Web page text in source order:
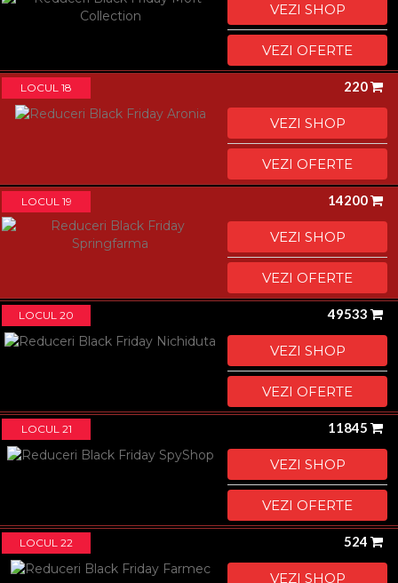
VEZI SHOP
VEZI OFERTE
LOCUL 18 220
VEZI SHOP
VEZI OFERTE
LOCUL 19 14200
VEZI SHOP
VEZI OFERTE
LOCUL 20 49533
VEZI SHOP
VEZI OFERTE
LOCUL 21 11845
VEZI SHOP
VEZI OFERTE
LOCUL 22 524
VEZI SHOP